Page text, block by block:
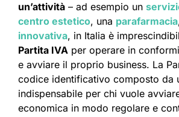
un’attività – ad esempio un
centro estetico, una parafarmacia
innovativa, in Italia è
Partita IVA per operare in
e avviare il proprio business. La
codice identificativo composto da
indispensabile per chi vuole
economica in modo regolare e